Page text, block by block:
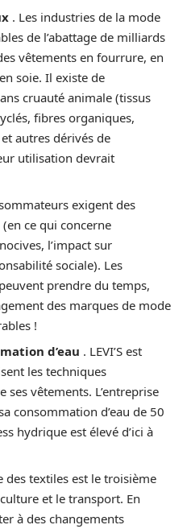
. Les industries de la mode
de l’abattage de milliards
vêtements en fourrure, en
soie. Il existe de
cruauté animale (tissus
fibres organiques,
autres dérivés de
utilisation devrait
exigent des
ce qui concerne
l’impact sur
sociale). Les
prendre du temps,
des marques de mode
!
d’eau . LEVI’S est
les techniques
vêtements. L’entreprise
consommation d’eau de 50
hydrique est élevé d’ici à
des textiles est le troisième
et le transport. En
à des changements